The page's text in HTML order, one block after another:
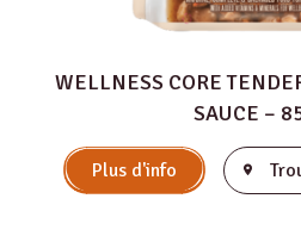
WELLNESS CORE
SAUCE –
Plus d'info